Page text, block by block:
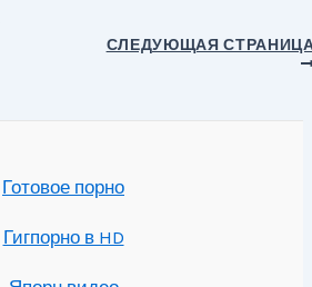
СЛЕДУЮЩАЯ
Готовое порно
Гигпорно в HD